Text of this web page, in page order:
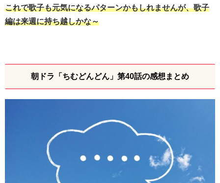
これで歌子も元気になるパターンかもしれませんが、歌子
編は来週に持ち越しかな～
朝ドラ「ちむどんどん」第40話の感想まとめ